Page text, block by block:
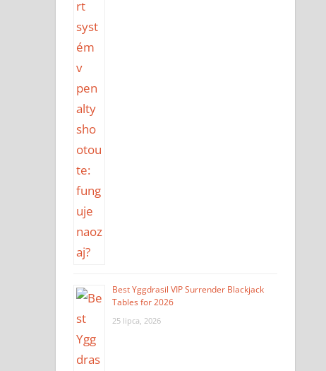
Best Yggdrasil VIP Surrender Blackjack
Tables for 2026
25 lipca, 2026